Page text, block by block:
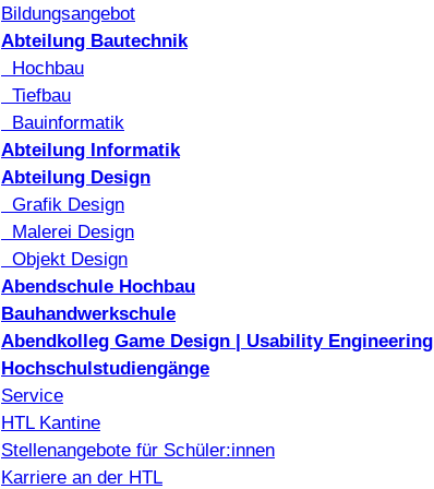
Bildungsangebot
Abteilung Bautechnik
Hochbau
Tiefbau
Bauinformatik
Abteilung Informatik
Abteilung Design
Grafik Design
Malerei Design
Objekt Design
Abendschule Hochbau
Bauhandwerkschule
Abendkolleg Game Design | Usability Engineering
Hochschulstudiengänge
Service
HTL Kantine
Stellenangebote für Schüler:innen
Karriere an der HTL